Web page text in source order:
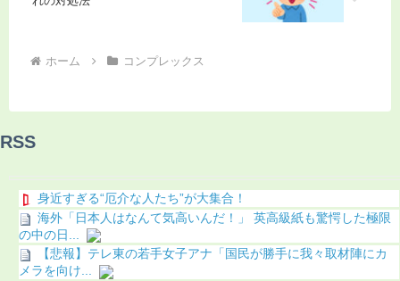
ホーム コンプレックス
RSS
身近すぎる“厄介な人たち”が大集合！
海外「日本人はなんて気高いんだ！」 英高級紙も驚愕した極限
の中の日...
【悲報】テレ東の若手女子アナ「国民が勝手に我々取材陣にカ
メラを向け...